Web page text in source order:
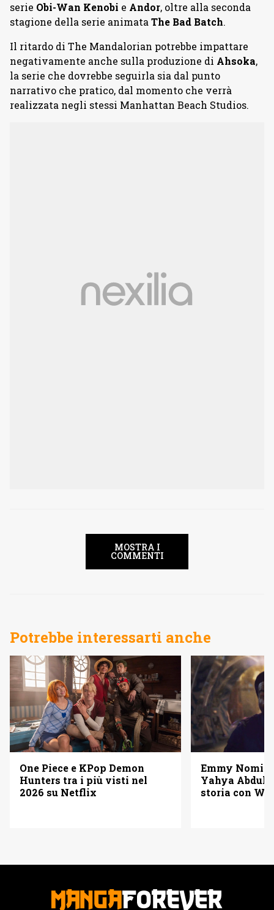
serie Obi-Wan Kenobi e Andor, oltre alla seconda
stagione della serie animata The Bad Batch.
Il ritardo di The Mandalorian potrebbe impattare
negativamente anche sulla produzione di Ahsoka,
la serie che dovrebbe seguirla sia dal punto
narrativo che pratico, dal momento che verrà
realizzata negli stessi Manhattan Beach Studios.
MOSTRA I
COMMENTI
Potrebbe interessarti anche
One Piece e KPop Demon
Hunters tra i più visti nel
2026 su Netflix
Emmy
Yahya Abdul-
storia con